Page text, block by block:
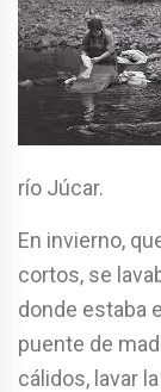
río Júcar.
En invierno,
cortos, se
donde estaba
puente de
cálidos, lavar